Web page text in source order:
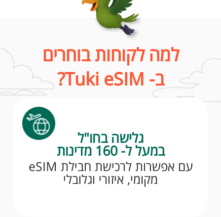
למה לקוחות בוחרים
ב- Tuki eSIM?
גלישה בחו"ל
במעל ל- 160 מדינות
עם אפשרות לרכישת חבילת eSIM
מקומי, איזורי וגלובלי